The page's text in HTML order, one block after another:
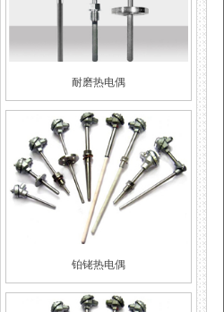
耐磨热电偶
铂铑热电偶